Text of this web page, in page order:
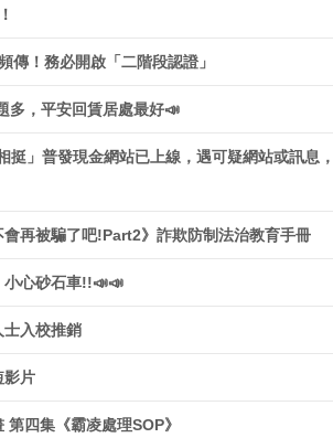
傳！務必開啟「二階段認證」
多，平安回賃居處最好📣
挺」普發現金網站已上線，遇可疑網站或訊息
再被騙了吧!Part2》詐欺防制法治教育手冊
小心砂石車!!📣📣
士入校推銷
影片
四集《霸凌處理SOP》